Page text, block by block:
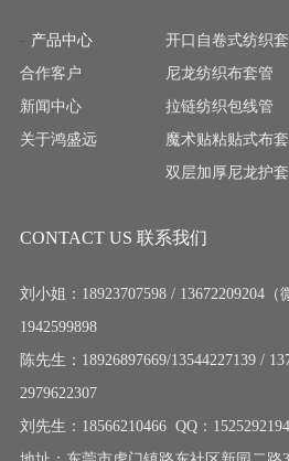
产品中心
合作客户
新闻中心
关于鸿盛远
开口自卷式纺织
尼龙纺织布套管
拉链纺织包线管
魔术贴粘贴式布
双层加厚尼龙护套
CONTACT US 联系我们
刘小姐：18923707598 / 13672209204（
1942599898
陈先生：18926897669/13544227139 /
2979622307
刘先生：18566210466 QQ：1525292194